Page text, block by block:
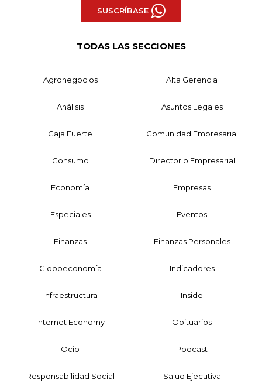
SUSCRÍBASE
TODAS LAS SECCIONES
Agronegocios Alta Gerencia
Análisis Asuntos Legales
Caja Fuerte Comunidad Empresarial
Consumo Directorio Empresarial
Economía Empresas
Especiales Eventos
Finanzas Finanzas Personales
Globoeconomía Indicadores
Infraestructura Inside
Internet Economy Obituarios
Ocio Podcast
Responsabilidad Social Salud Ejecutiva